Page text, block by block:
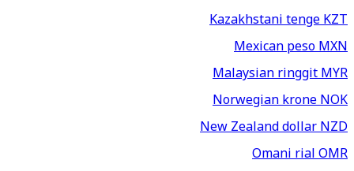
Kazakhstani tengeKZT
Mexican pesoMXN
Malaysian ringgitMYR
Norwegian kroneNOK
New Zealand dollarNZD
Omani rialOMR